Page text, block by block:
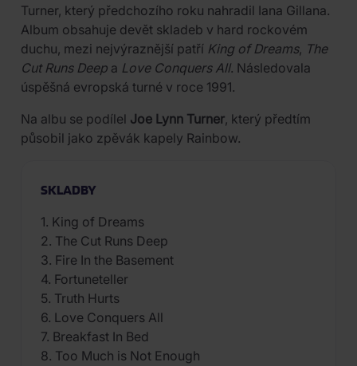
Turner, který předchozího roku nahradil Iana Gillana.
Album obsahuje devět skladeb v hard rockovém
duchu, mezi nejvýraznější patří King of Dreams, The
Cut Runs Deep a Love Conquers All. Následovala
úspěšná evropská turné v roce 1991.
Na albu se podílel Joe Lynn Turner, který předtím
působil jako zpěvák kapely Rainbow.
SKLADBY
1. King of Dreams
2. The Cut Runs Deep
3. Fire In the Basement
4. Fortuneteller
5. Truth Hurts
6. Love Conquers All
7. Breakfast In Bed
8. Too Much is Not Enough